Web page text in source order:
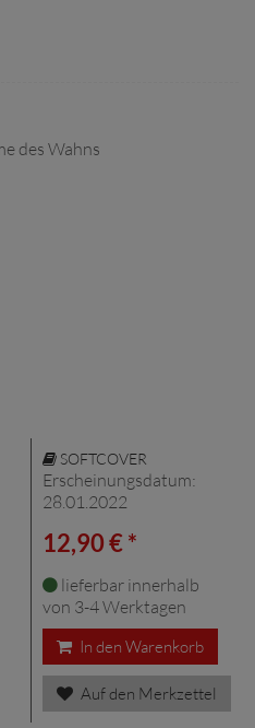
SOFTCOVER
Erscheinungsdatum:
28.01.2022
12,90 € *
lieferbar innerhalb
von 3-4 Werktagen
In den Warenkorb
Auf den Merkzettel